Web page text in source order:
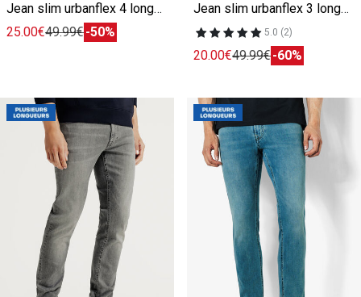
Jean slim urbanflex 4 longueurs
25.00€49.99€-50%
Jean slim urbanflex 3 longueurs
5.0 (2)
20.00€49.99€-60%